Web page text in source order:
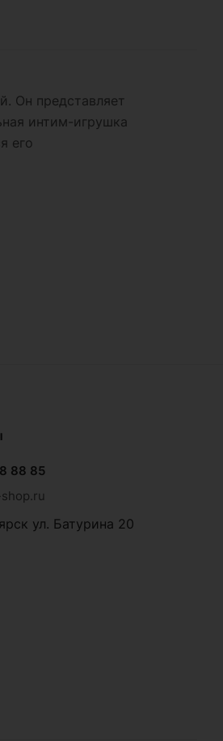
Он представляет
интим-игрушка
его
88 85
ул. Батурина 20